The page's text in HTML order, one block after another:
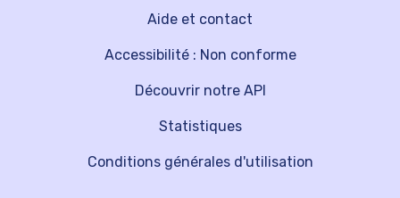
Découvrir notre API
Aide et contact
Statistiques
Accessibilité : Non conforme
Conditions générales d'utilisation